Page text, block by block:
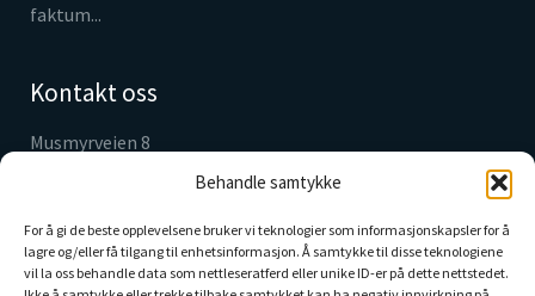
Behandle samtykke
For å gi de beste opplevelsene bruker vi teknologier som informasjonskapsler for å
lagre og/eller få tilgang til enhetsinformasjon. Å samtykke til disse teknologiene
vil la oss behandle data som nettleseratferd eller unike ID-er på dette nettstedet.
faktum...
Kontakt oss
Musmyrveien 8
info@hytteplan.no